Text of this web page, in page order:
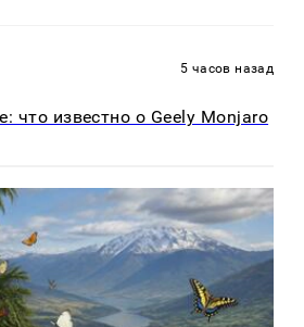
5 часов назад
что известно о Geely Monjaro